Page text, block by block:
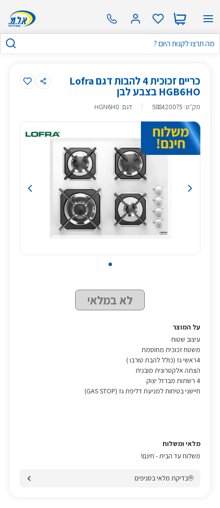
כריים זכוכית 4 להבות דגם Lofra
HGB6HO בצבע לבן
מק״ט:
588420075 דגם: HGN6H0
לא במלאי
על המוצר
עיצוב שטוח
משטח זכוכית מחוסמת
4ראשי גז (כולל להבת טורבו )
הצתה אלקטרונית מובנית
4 רשתות מברזל יצוק
חיישני בטיחות למניעת דליפת גז (GAS STOP)
מלאי ומשלוח
משלוח עד הבית - חינם!
בדיקת מלאי בסניפים